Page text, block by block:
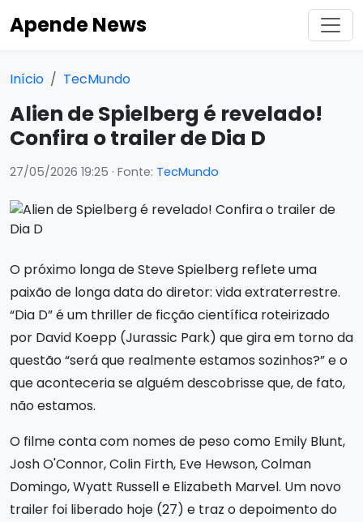
Apende News
Início TecMundo
Alien de Spielberg é revelado!
Confira o trailer de Dia D
27/05/2026 19:25 · Fonte: TecMundo
O próximo longa de Steve Spielberg reflete uma
paixão de longa data do diretor: vida extraterrestre.
“Dia D” é um thriller de ficção científica roteirizado
por David Koepp (Jurassic Park) que gira em torno da
questão “será que realmente estamos sozinhos?” e o
que aconteceria se alguém descobrisse que, de fato,
não estamos.
O filme conta com nomes de peso como Emily Blunt,
Josh O'Connor, Colin Firth, Eve Hewson, Colman
Domingo, Wyatt Russell e Elizabeth Marvel. Um novo
trailer foi liberado hoje (27) e traz o depoimento do